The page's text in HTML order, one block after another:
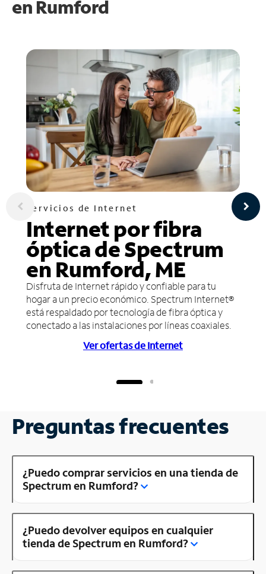
en Rumford
Servicios de Internet
Internet por fibra
óptica de Spectrum
en Rumford, ME
Disfruta de Internet rápido y confiable para tu
hogar a un precio económico. Spectrum Internet®
está respaldado por tecnología de fibra óptica y
conectado a las instalaciones por líneas coaxiales.
Ver ofertas de Internet
Preguntas frecuentes
¿Puedo comprar servicios en una tienda de
Spectrum en Rumford?
¿Puedo devolver equipos en cualquier
tienda de Spectrum en Rumford?